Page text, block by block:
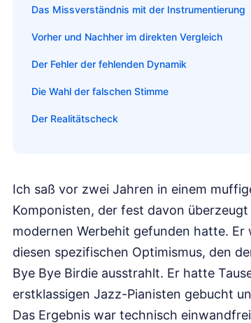
Das Missverständnis mit der Instrumentierung
Vorher und Nachher im direkten Vergleich
Der Fehler der fehlenden Dynamik
Die Wahl der falschen Stimme
Der Realitätscheck
Ich saß vor zwei Jahren in einem
Komponisten, der fest davon
modernen Werbehit gefunden hatte. Er
diesen spezifischen Optimismus, den
Bye Bye Birdie ausstrahlt. Er hatte
erstklassigen Jazz-Pianisten gebucht
Das Ergebnis war technisch